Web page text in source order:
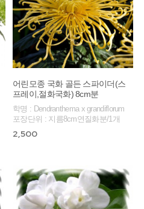
어린모종 국화 골든 스파이더(스
프레이,절화국화) 8cm분
학명 : Dendranthema x grandiflorum
포장단위 : 지름8cm연질화분/1개
2,500